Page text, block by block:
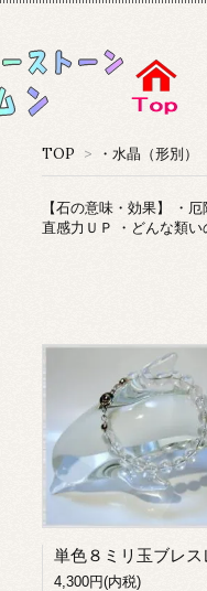
TOP > ・水晶（形別）
【石の意味・効果】 ・
直感力ＵＰ ・どんな類
単色８ミリ玉ブレス
4,300円(内税)